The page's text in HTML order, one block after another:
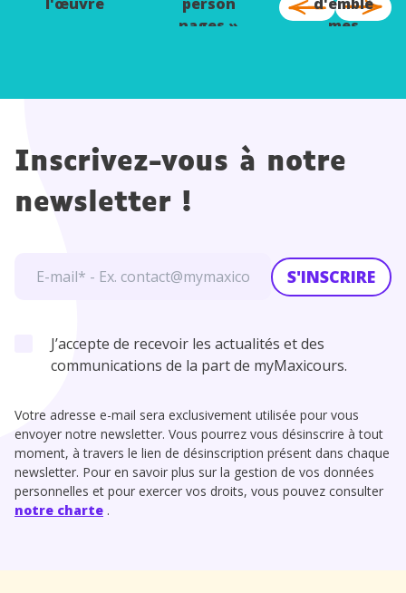
nages »
mes
Inscrivez-vous à notre
newsletter !
S'INSCRIRE
J’accepte de recevoir les actualités et des
communications de la part de myMaxicours.
Votre adresse e-mail sera exclusivement utilisée pour vous
envoyer notre newsletter. Vous pourrez vous désinscrire à tout
moment, à travers le lien de désinscription présent dans chaque
newsletter. Pour en savoir plus sur la gestion de vos données
personnelles et pour exercer vos droits, vous pouvez consulter
notre charte .